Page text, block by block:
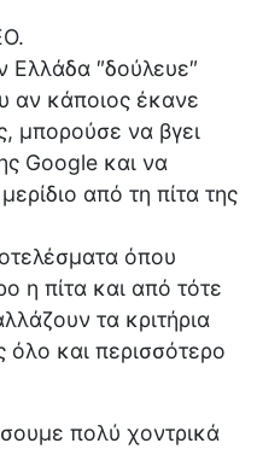
Ελλάδα ″δούλευε″
αν κάποιος έκανε
μπορούσε να βγει
Google και να
από τη πίτα της
όπου
η πίτα και από τότε
τα κριτήρια
όλο και περισσότερο
πολύ χοντρικά